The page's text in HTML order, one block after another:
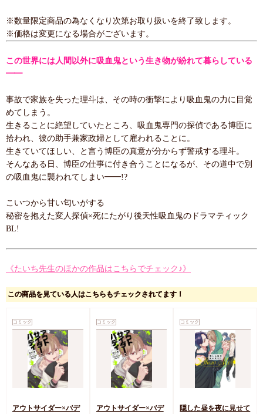
※数量限定商品の為なくなり次第お取り扱いを終了致します。
※価格は変更になる場合がございます。
この世界には人間以外に吸血鬼という生き物が紛れて暮らしている
━━
事故で家族を失った理斗は、その時の衝撃により吸血鬼の力に目覚
めてしまう。
生きることに絶望していたところ、吸血鬼専門の探偵である博臣に
拾われ、彼の助手兼家政婦として雇われることに。
生きていてほしい、と言う博臣の真意が分からず警戒する理斗。
そんなある日、博臣の仕事に付き合うことになるが、その道中で別
の吸血鬼に襲われてしまい━━!?
こいつから甘い匂いがする
秘密を抱えた変人探偵×死にたがり後天性吸血鬼のドラマティック
BL!
《たいち先生のほかの作品はこちらでチェック♪》
この商品を見ている人はこちらもチェックされてます！
コミック
アウトサイダー×バデ
コミック
アウトサイダー×バデ
コミック
隠した昼を夜に見せて